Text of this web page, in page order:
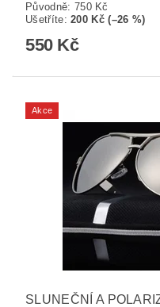
Původně: 750 Kč
Ušetříte:200 Kč (–26 %)
550 Kč
Akce
SLUNEČNÍ A